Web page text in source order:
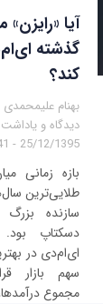
آیا «رایزن»
گذشته
کند؟
بهنام علیمحمدی
دیدگاه و یاداشت
25/12/1395 - 15:41
طلایی‌ترین
سازنده بزرگ
دسکتاپ
ای‌ام‌دی در
سهم بازار
مجموع